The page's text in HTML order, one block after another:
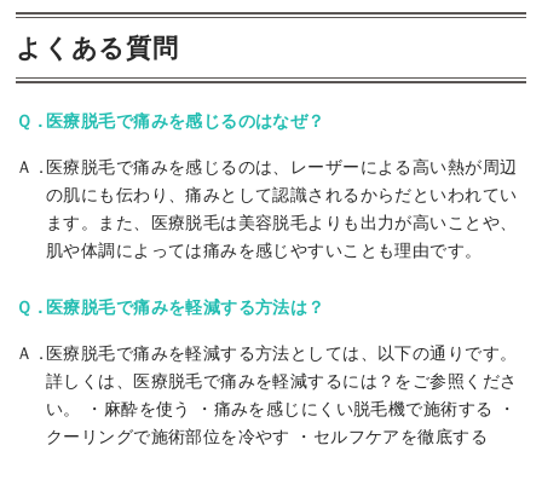
よくある質問
医療脱毛で痛みを感じるのはなぜ？
医療脱毛で痛みを感じるのは、レーザーによる高い熱が周辺
の肌にも伝わり、痛みとして認識されるからだといわれてい
ます。また、医療脱毛は美容脱毛よりも出力が高いことや、
肌や体調によっては痛みを感じやすいことも理由です。
医療脱毛で痛みを軽減する方法は？
医療脱毛で痛みを軽減する方法としては、以下の通りです。
詳しくは、医療脱毛で痛みを軽減するには？をご参照くださ
い。 ・麻酔を使う ・痛みを感じにくい脱毛機で施術する ・
クーリングで施術部位を冷やす ・セルフケアを徹底する